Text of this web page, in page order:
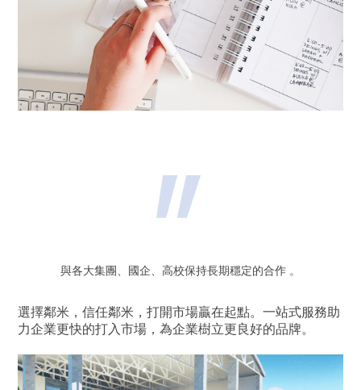
與各大集團、國企、高校保持長期穩定的合作 。
選擇鄰米，信任鄰米，打開市場贏在起點。一站式服務助
力企業更快的打入市場，為企業樹立更良好的品牌。